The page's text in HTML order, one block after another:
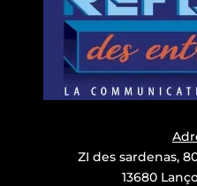
ZI des sardenas,
13680